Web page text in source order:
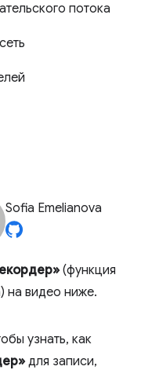
потока
Sofia Emelianova
(функция
на видео ниже.
узнать, как
для записи,